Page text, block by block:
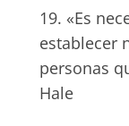
19. «Es
establecer
personas
Hale